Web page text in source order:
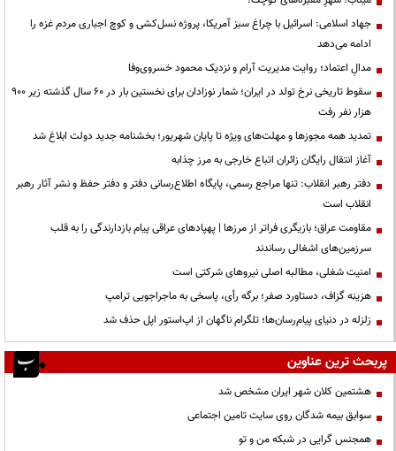
جهاد اسلامی: اسرائیل با چراغ سبز آمریکا، پروژه نسل‌کشی و کوچ اجباری مردم غزه را
ادامه می‌دهد
مدالِ اعتماد؛ روایت مدیریت آرام و نزدیک محمود خسروی‌وفا
سقوط تاریخی نرخ تولد در ایران؛ شمار نوزادان برای نخستین بار در ۶۰ سال گذشته زیر ۹۰۰
هزار نفر رفت
تمدید همه مجوزها و مهلت‌های ویژه تا پایان شهریور؛ بخشنامه جدید دولت ابلاغ شد
آغاز انتقال رایگان زائران اتباع خارجی به مرز چذابه
دفتر رهبر انقلاب: تنها مراجع رسمی، پایگاه اطلاع‌رسانی دفتر و دفتر حفظ و نشر آثار رهبر
انقلاب است
مقاومت عراق؛ بازیگری فراتر از مرزها | پهپادهای عراقی پیام بازدارندگی را به قلب
سرزمین‌های اشغالی رساندند
‌امنیت شغلی، مطالبه اصلی نیروهای شرکتی است
هزینه گزاف، دستاورد صفر؛ برگه رأی، پاسخی به ماجراجویی ترامپ
زلزله در دنیای پیام‌رسان‌ها؛ تلگرام ناگهان از اپ‌استور اپل حذف شد
پربحث ترین عناوین
هشتمین کلان شهر ایران مشخص شد
سوابق بیمه شدگان روی سایت تامین اجتماعی
همجنس گرایی در شبکه من و تو